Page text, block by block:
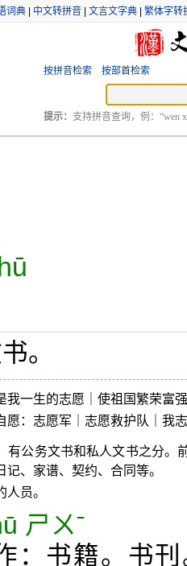
词典 中文转拼音 文言文字典 繁体字转
按拼音检索 按部首检索
提示： 支持拼音查询，例：“wen
。
一生的志愿｜使祖国繁荣富
：志愿军｜志愿救护队｜我
公务文书和私人文书之分。
、家谱、契约、合同等。
员。
ㄕㄨˉ
：书籍。书